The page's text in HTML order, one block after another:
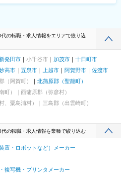
の転職・求人情報をエリアで絞り込
新発田市 小千谷市 加茂市
十日町市
高市 五泉市 上越市 阿賀野市
佐渡市
（阿賀町）
北蒲原郡（聖籠町）
町）
西蒲原郡（弥彦村）
、粟島浦村）
三島郡（出雲崎町）
の転職・求人情報を業種で絞り込む
置・ロボットなど）メーカー
複写機・プリンタメーカー